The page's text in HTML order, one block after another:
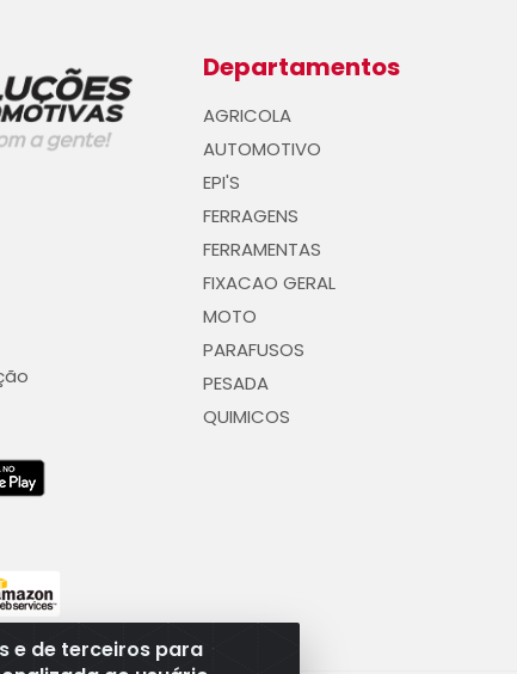
e de terceiros para
Departamentos
AGRICOLA
AUTOMOTIVO
EPI'S
FERRAGENS
FERRAMENTAS
FIXACAO GERAL
MOTO
PARAFUSOS
PESADA
QUIMICOS